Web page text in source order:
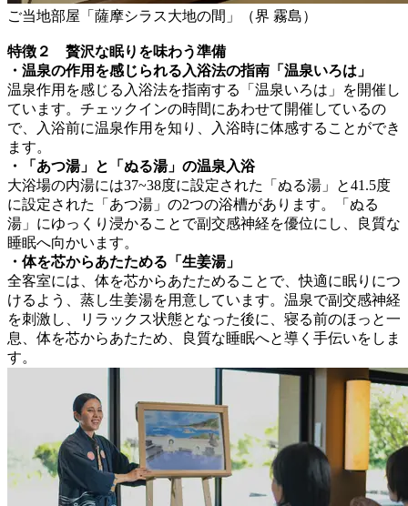
ご当地部屋「薩摩シラス大地の間」（界 霧島）
特徴２ 贅沢な眠りを味わう準備
・温泉の作用を感じられる入浴法の指南「温泉いろは」
温泉作用を感じる入浴法を指南する「温泉いろは」を開催し
ています。チェックインの時間にあわせて開催しているの
で、入浴前に温泉作用を知り、入浴時に体感することができ
ます。
・「あつ湯」と「ぬる湯」の温泉入浴
大浴場の内湯には37~38度に設定された「ぬる湯」と41.5度
に設定された「あつ湯」の2つの浴槽があります。「ぬる
湯」にゆっくり浸かることで副交感神経を優位にし、良質な
睡眠へ向かいます。
・体を芯からあたためる「生姜湯」
全客室には、体を芯からあたためることで、快適に眠りにつ
けるよう、蒸し生姜湯を用意しています。温泉で副交感神経
を刺激し、リラックス状態となった後に、寝る前のほっと一
息、体を芯からあたため、良質な睡眠へと導く手伝いをしま
す。